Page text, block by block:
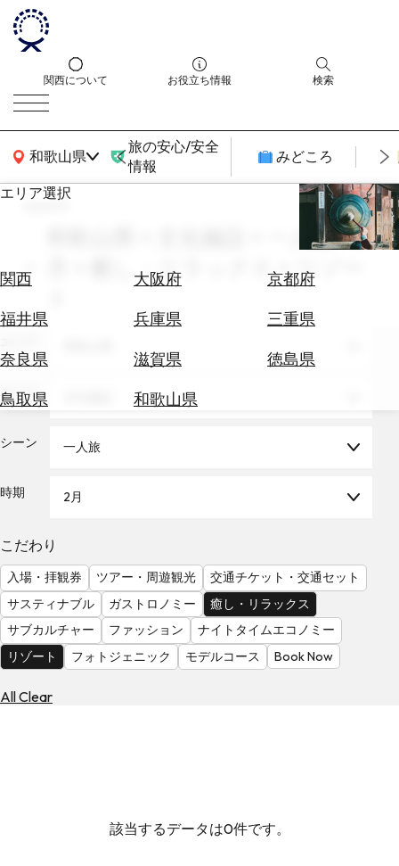
関西について お役立ち情報 検索
和歌山県
関西広域MAP
旅の安心/安全
情報
みどころ
エリア選択
関西 大阪府
京都府
福井県
兵庫県
三重県
奈良県
滋賀県
徳島県
鳥取県
和歌山県
エ
券
テ
を
を
見
る
search
和歌山県 × 文化施設 × 一人旅 × 2
月 × 癒し・リラックス × リゾー
テーマ
シーン 一人旅
時期 2月
こだわり
入場・拝観券 ツアー・周遊観光
交通チケット・交通セット
サスティナブル
ガストロノミー
癒し・リラックス
サブカルチャー
ファッション
ナイトタイムエコノミー
リゾート
フォトジェニック モデルコース Book Now
All Clear
該当するデータは0件です。